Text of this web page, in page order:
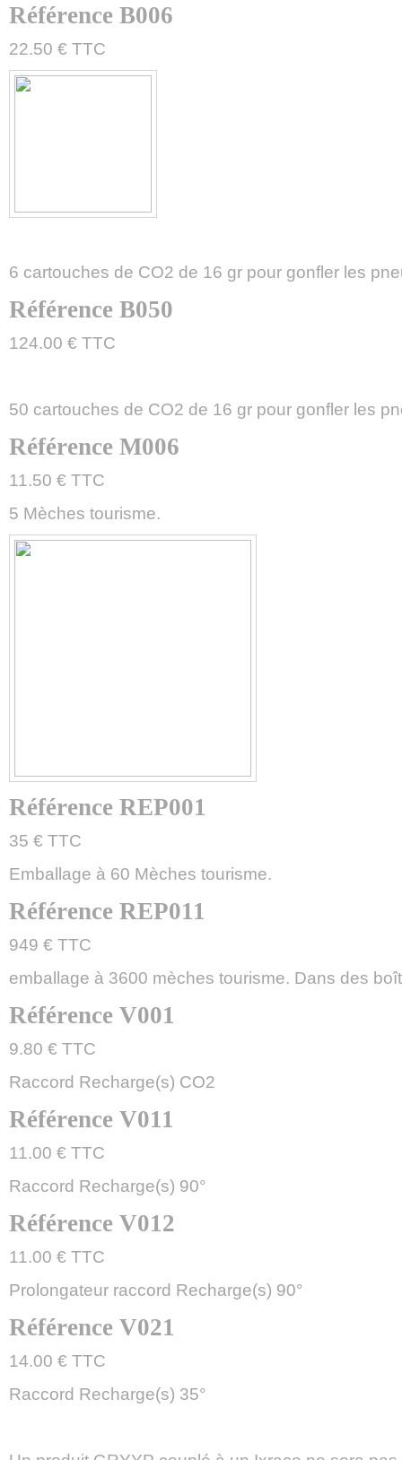
Référence B006
22.50 € TTC
6 cartouches de CO2 de 16 gr pour gonfler les
Référence B050
124.00 € TTC
50 cartouches de CO2 de 16 gr pour gonfler les
Référence M006
11.50 € TTC
5 Mèches tourisme.
Référence REP001
35 € TTC
Emballage à 60 Mèches tourisme.
Référence REP011
949 € TTC
emballage à 3600 mèches tourisme. Dans des
Référence V001
9.80 € TTC
Raccord Recharge(s) CO2
Référence V011
11.00 € TTC
Raccord Recharge(s) 90°
Référence V012
11.00 € TTC
Prolongateur raccord Recharge(s) 90°
Référence V021
14.00 € TTC
Raccord Recharge(s) 35°